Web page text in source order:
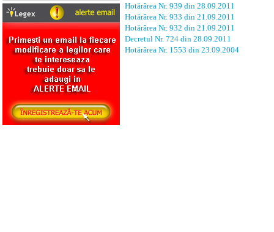
Hotărârea Nr. 939 din 28.09.2011
Hotărârea Nr. 933 din 21.09.2011
Hotărârea Nr. 932 din 21.09.2011
Decretul Nr. 724 din 28.09.2011
Hotărârea Nr. 1553 din 23.09.2004